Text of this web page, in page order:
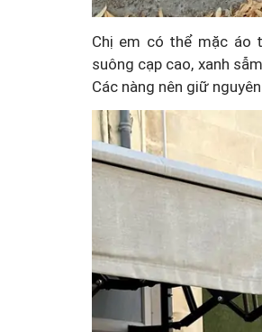
Chị em có thể mặc áo
suông cạp cao, xanh
Các nàng nên giữ